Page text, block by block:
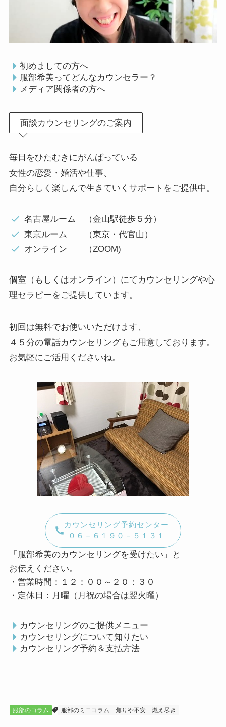
初めましての方へ
服部希美ってどんなカウンセラー？
メディア関係者の方へ
面談カウンセリングのご案内
毎日をひたむきにがんばっている
女性の恋愛・婚活や仕事、
自分らしく楽しんで生きていくサポートをご提供中。
名古屋ルーム （金山駅徒歩５分）
東京ルーム （東京・代官山）
オンライン （ZOOM)
個室（もしくはオンライン）にてカウンセリングや心
理セラピーをご提供しています。
初回は無料でお使いいただけます、
４５分の電話カウンセリングもご用意しております。
お気軽にご活用くださいね。
カウンセリング予約センター
０６－６１９０－５１３１
「服部希美のカウンセリングを受けたい」と
お伝えください。
・営業時間：１２：００～２０：３０
・定休日：月曜（月祝の場合は翌火曜）
カウンセリングのご提供メニュー
カウンセリングについて知りたい
カウンセリング予約＆支払方法
服部のコラム 服部のミニコラム 焦りや不安 燃え尽き